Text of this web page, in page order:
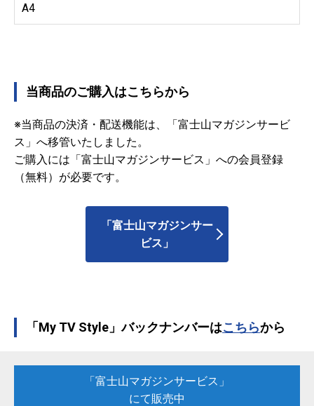
A4
当商品のご購入はこちらから
※当商品の決済・配送機能は、「富士山マガジンサービ
ス」へ移管いたしました。
ご購入には「富士山マガジンサービス」への会員登録
（無料）が必要です。
「富士山マガジンサー
ビス」
「My TV Style」バックナンバーはこちらから
「富士山マガジンサービス」
にて販売中